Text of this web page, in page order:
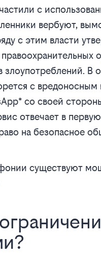
с
вербуют,
с этим власти
В
с вредоносным
со своей
отвечает в
на безопасное
существуют